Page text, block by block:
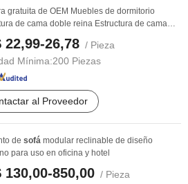
gratuita de OEM Muebles de dormitorio
de cama doble reina Estructura de cama
22,99-26,78 / Pieza
Mínima:200 Piezas
al Proveedor
de sofá modular reclinable de diseño
para uso en oficina y hotel
130,00-850,00 / Pieza